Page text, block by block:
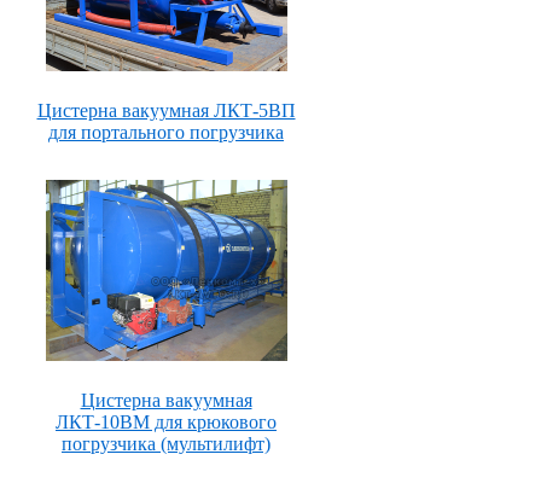
Цистерна вакуумная ЛКТ-5ВП
для портального погрузчика
Цистерна вакуумная
ЛКТ-10ВМ для крюкового
погрузчика (мультилифт)